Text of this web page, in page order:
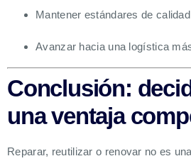
Mantener estándares de calidad
Avanzar hacia una logística
Conclusión:
una ventaja
Reparar, reutilizar o renovar no es